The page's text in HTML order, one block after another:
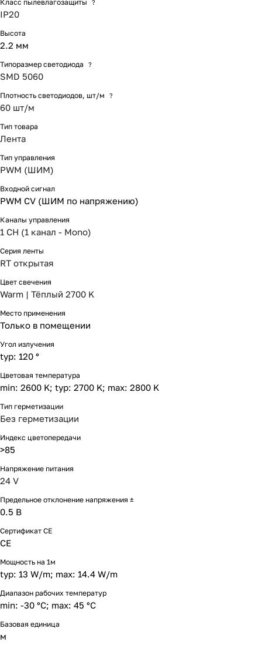
Класс пылевлагозащиты ?
IP20
Высота
2.2 мм
Типоразмер светодиода ?
SMD 5060
Плотность светодиодов, шт/м ?
60 шт/м
Тип товара
Лента
Тип управления
PWM (ШИМ)
Входной сигнал
PWM СV (ШИМ по напряжению)
Каналы управления
1 CH (1 канал - Mono)
Серия ленты
RT открытая
Цвет свечения
Warm | Тёплый 2700 K
Место применения
Только в помещении
Угол излучения
typ: 120 °
Цветовая температура
min: 2600 K; typ: 2700 K; max: 2800 K
Тип герметизации
Без герметизации
Индекс цветопередачи
>85
Напряжение питания
24 V
Предельное отклонение напряжения ±
0.5 В
Сертификат CE
CE
Мощность на 1м
typ: 13 W/m; max: 14.4 W/m
Диапазон рабочих температур
min: -30 °C; max: 45 °C
Базовая единица
м